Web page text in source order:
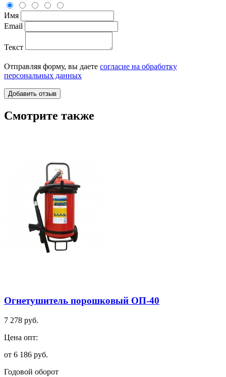
Имя
Email
Текст
Отправляя форму, вы даете согласие на обработку
персональных данных
Смотрите также
Огнетушитель порошковый ОП-40
7 278 руб.
Цена опт:
от 6 186 руб.
Годовой оборот